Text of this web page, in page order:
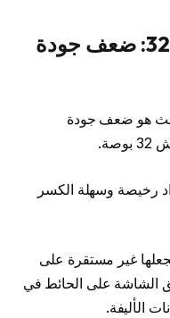
1- عيوب شاشات فريش 32: ضعف جودة
هو ضعف جودة
رخيصة وسهلة الكسر
غير مستقرة على
الشاشة على الحائط في
الأليفة.